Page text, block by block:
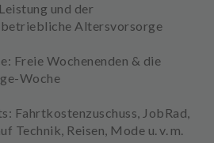
und der
Altersvorsorge
: Freie Wochenenden & die
Woche
: Fahrtkostenzuschuss, JobRad,
Technik, Reisen, Mode u. v. m.